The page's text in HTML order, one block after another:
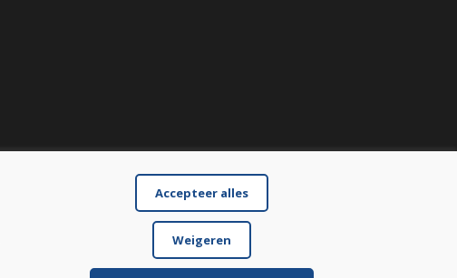
Accepteer alles
Weigeren